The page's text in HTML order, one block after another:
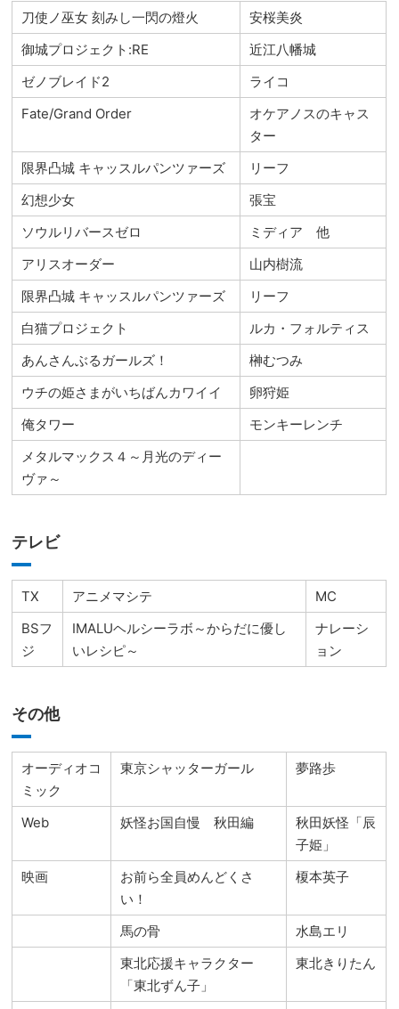
刀使ノ巫女 刻みし一閃の燈火
安桜美炎
御城プロジェクト:RE
近江八幡城
ゼノブレイド2
ライコ
Fate/Grand Order
オケアノスのキャス
ター
限界凸城 キャッスルパンツァーズ
リーフ
幻想少女
張宝
ソウルリバースゼロ
ミディア 他
アリスオーダー
山内樹流
限界凸城 キャッスルパンツァーズ
リーフ
白猫プロジェクト
ルカ・フォルティス
あんさんぶるガールズ！
榊むつみ
ウチの姫さまがいちばんカワイイ
卵狩姫
俺タワー
モンキーレンチ
メタルマックス４～月光のディー
ヴァ～
テレビ
TX アニメマシテ
MC
BSフ
ジ
IMALUヘルシーラボ～からだに優し
いレシピ～
ナレーシ
ョン
その他
オーディオコ
ミック
東京シャッターガール 夢路歩
Web 妖怪お国自慢 秋田編
秋田妖怪「辰
子姫」
映画
お前ら全員めんどくさ
い！
榎本英子
馬の骨
水島エリ
東北応援キャラクター
「東北ずん子」
東北きりたん